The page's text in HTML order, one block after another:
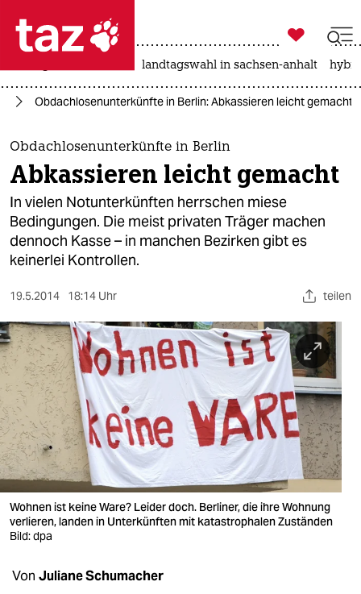
 taz zahl ich
taz zahl ich
themen
politik
öko
gesellschaft
kultur
sport
berlin
nord
wahrheit
verlag
verlag
veranstaltungen

taz zahl ich
landtagswahl in sachsen-anhalt
Obdachlosenunterkünfte in Berlin: Abkassieren leicht gemacht
Obdachlosenunterkünfte in Berlin
Abkassieren leicht gemacht
In vielen Notunterkünften herrschen miese
Bedingungen. Die meist privaten Träger machen
dennoch Kasse – in manchen Bezirken gibt es
keinerlei Kontrollen.
19.5.2014 18:14 Uhr teilen
Wohnen ist keine Ware? Leider doch. Berliner, die ihre Wohnung
verlieren, landen in Unterkünften mit katastrophalen Zuständen
Bild: dpa
Von Juliane Schumacher